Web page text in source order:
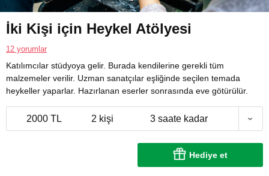
İki Kişi için Heykel Atölyesi
12 yorumlar
Katılımcılar stüdyoya gelir. Burada kendilerine gerekli tüm
malzemeler verilir. Uzman sanatçılar eşliğinde seçilen temada
heykeller yaparlar. Hazırlanan eserler sonrasında eve götürülür.
2000 TL 2 kişi 3 saate kadar
Hediye et